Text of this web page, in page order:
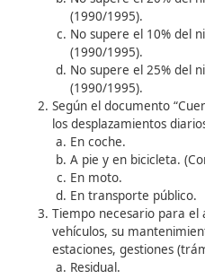
acceso a los
esperas en las
aprendizaje, multas,
A partir de todos los
tiene actualmente el uso
disminuir este
transporte público,
posible.
El compromiso de